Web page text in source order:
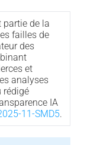
partie de la
failles de
des
et
analyses
rédigé
IA
11-SMD5.